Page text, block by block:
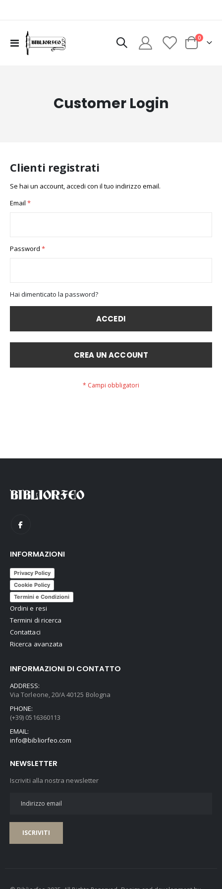
Toggle
Nav
Cart
0elementi
Customer Login
Clienti registrati
Se hai un account, accedi con il tuo indirizzo email.
Email
Password
Hai dimenticato la password?
ACCEDI
CREA UN ACCOUNT
INFORMAZIONI
Privacy Policy
Cookie Policy
Termini e Condizioni
Ordini e resi
Termini di ricerca
Contattaci
Ricerca avanzata
INFORMAZIONI DI CONTATTO
ADDRESS:
Via Torleone, 20/A 40125 Bologna
PHONE:
(+39) 0516360113
EMAIL:
info@bibliorfeo.com
NEWSLETTER
Iscriviti alla nostra newsletter
ISCRIVITI